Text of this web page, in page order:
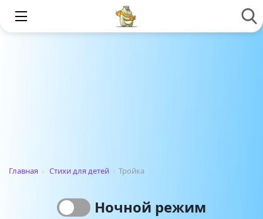
Главная › Стихи для детей › Тройка
Ночной режим